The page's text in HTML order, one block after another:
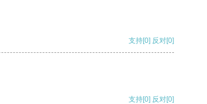
支持[0] 反对[0]
支持[0] 反对[0]